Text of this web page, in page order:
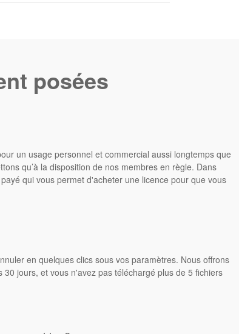
posées
un usage personnel et commercial aussi longtemps que
qu’à la disposition de nos membres en règle. Dans
qui vous permet d'acheter une licence pour que vous
en quelques clics sous vos paramètres. Nous offrons
jours, et vous n'avez pas téléchargé plus de 5 fichiers